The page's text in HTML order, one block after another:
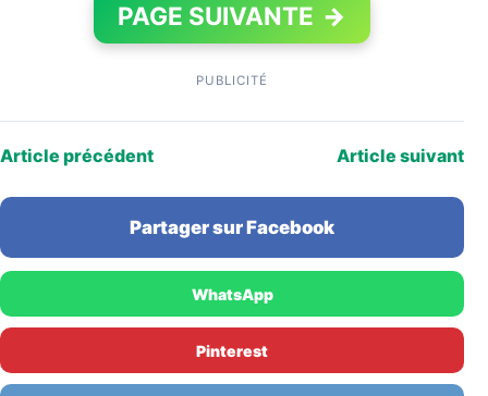
PAGE SUIVANTE →
PUBLICITÉ
Article précédent Article suivant
Partager sur Facebook
WhatsApp
Pinterest